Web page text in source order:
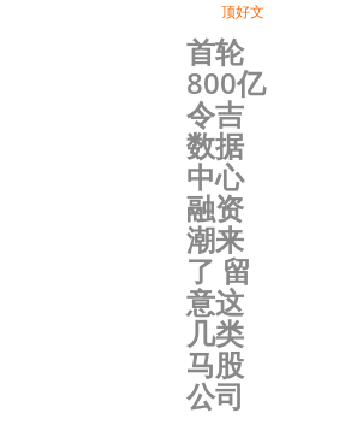
顶好文
首轮
800亿
令吉
数据
中心
融资
潮来
了 留
意这
几类
马股
公司